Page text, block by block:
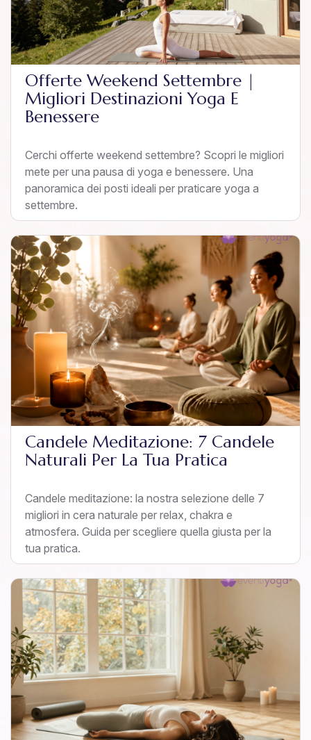
Offerte Weekend Settembre |
Migliori Destinazioni Yoga E
Benessere
Cerchi offerte weekend settembre? Scopri le migliori
mete per una pausa di yoga e benessere. Una
panoramica dei posti ideali per praticare yoga a
settembre.
Candele Meditazione: 7 Candele
Naturali Per La Tua Pratica
Candele meditazione: la nostra selezione delle 7
migliori in cera naturale per relax, chakra e
atmosfera. Guida per scegliere quella giusta per la
tua pratica.